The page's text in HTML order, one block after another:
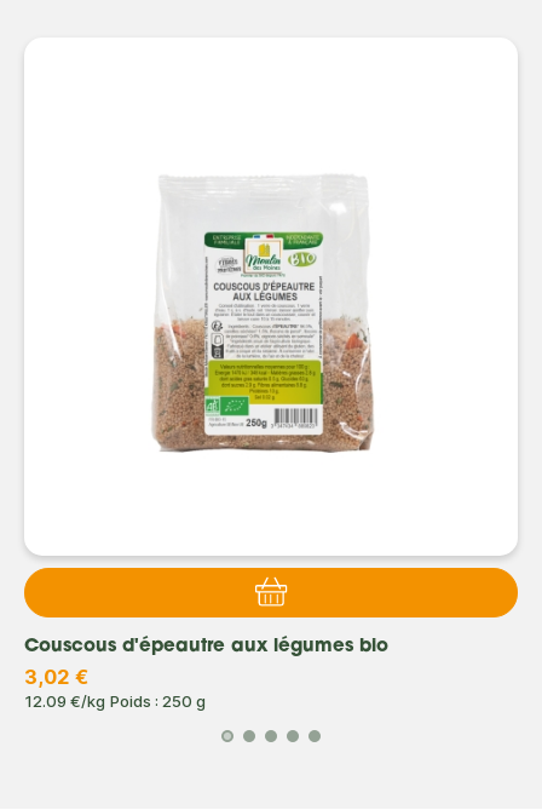
Couscous d'épeautre aux légumes bio
3,02 €
12.09 €/kg Poids : 250 g